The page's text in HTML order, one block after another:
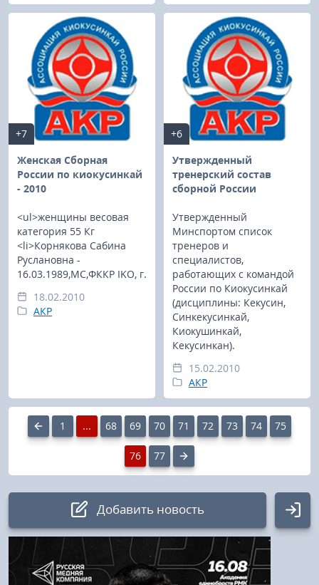
+7
Женская Сборная
России по киокусинкай
- 2010
<ul>женщины весовая
категория 55 Кг
<li>Корнякова Сабина
Руслановна -
16.03.1989,МС,ФККР IKO, г.
18.02.2010
АКР
+6
Утвержденный
тренерский состав
сборной России
Утвержденный
Минспортом список
тренеров и
специалистов,
работающих с командой
России по Киокусинкай
(дисциплины: Кекусин,
Синкекусинкай,
Киокушинкай,
Кекусинкан).
15.02.2010
АКР
1 ... 68 69 70 71 72 73 74 75
76 77
Добавить новость
Авторизация